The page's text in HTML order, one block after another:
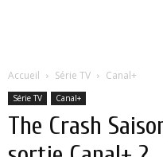
Accueil Série TV Canal+
Série TV Canal+
The Crash